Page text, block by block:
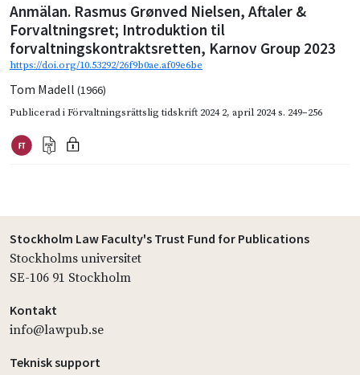
Anmälan. Rasmus Grønved Nielsen, Aftaler &
Forvaltningsret; Introduktion til
forvaltningskontraktsretten, Karnov Group 2023
https://doi.org/10.53292/26f9b0ae.af09e6be
Tom Madell (1966)
Publicerad iFörvaltningsrättslig tidskrift 2024 2, april 2024s. 249–256
Stockholm Law Faculty's Trust Fund for Publications
Stockholms universitet
SE-106 91 Stockholm
Kontakt
info@lawpub.se
Teknisk support